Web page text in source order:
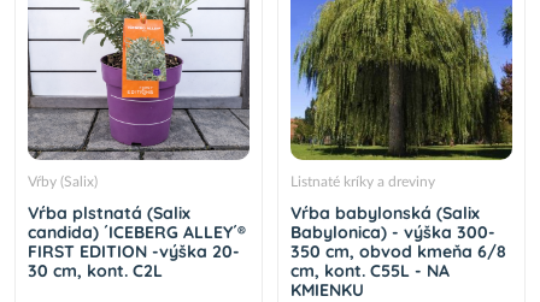
Vŕby (Salix)
Vŕba plstnatá (Salix
candida) ´ICEBERG ALLEY´®
FIRST EDITION -výška 20-
30 cm, kont. C2L
Listnaté kríky a dreviny
Vŕba babylonská (Salix
Babylonica) - výška 300-
350 cm, obvod kmeňa 6/8
cm, kont. C55L - NA
KMIENKU